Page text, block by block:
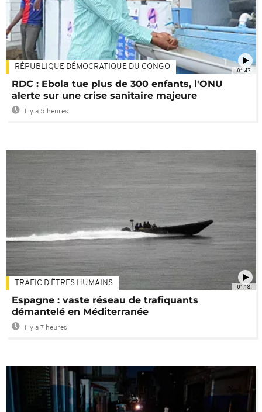
01:47
RÉPUBLIQUE DÉMOCRATIQUE DU CONGO
RDC : Ebola tue plus de 300 enfants, l'ONU
alerte sur une crise sanitaire majeure
Il y a 5 heures
01:18
TRAFIC D'ÊTRES HUMAINS
Espagne : vaste réseau de trafiquants
démantelé en Méditerranée
Il y a 7 heures